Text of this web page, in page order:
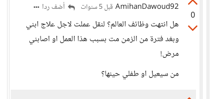
0
AmihanDawoud92 قبل 5 سنوات أضف ردا
هل انتهت وظائف العالم؟ لنقل عملت لاجل علاج ابني
وبغد فترة من الزمن مت بسبب هذا العمل او اصابني
مرض!
من سيعيل او طفلي حينها؟